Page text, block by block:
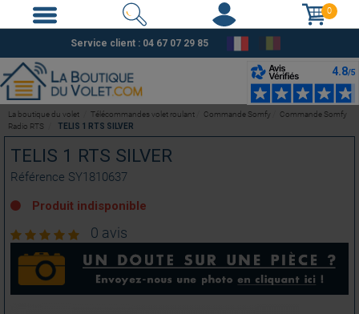
0
Service client : 04 67 07 29 85
TELIS 1 RTS SILVER
Référence SY1810637
Produit indisponible
0 avis
La boutique du volet Télécommandes volet roulant Commande Somfy
Commande Somfy
Radio RTS
TELIS 1 RTS SILVER